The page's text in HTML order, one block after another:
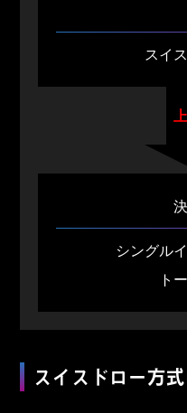
スイ
シングル
ト
スイスドロー方